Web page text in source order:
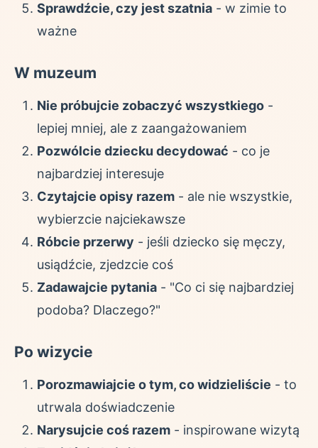
Sprawdźcie, czy jest szatnia - w zimie to
ważne
W muzeum
Nie próbujcie zobaczyć wszystkiego -
lepiej mniej, ale z zaangażowaniem
Pozwólcie dziecku decydować - co je
najbardziej interesuje
Czytajcie opisy razem - ale nie wszystkie,
wybierzcie najciekawsze
Róbcie przerwy - jeśli dziecko się męczy,
usiądźcie, zjedzcie coś
Zadawajcie pytania - "Co ci się najbardziej
podoba? Dlaczego?"
Po wizycie
Porozmawiajcie o tym, co widzieliście - to
utrwala doświadczenie
Narysujcie coś razem - inspirowane wizytą